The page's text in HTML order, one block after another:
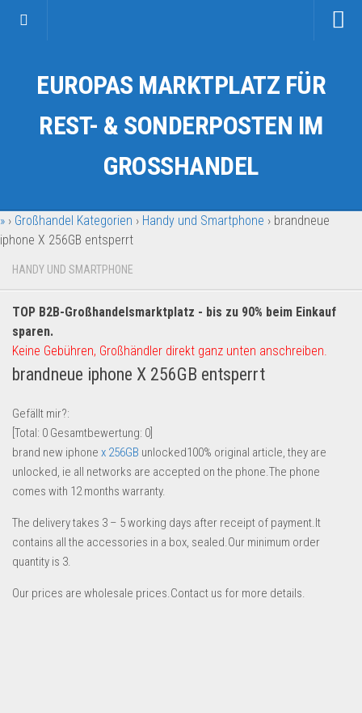
Kategorien
Auto & Motorrad
Fahrzeuge & Transport
Garten & Werkzeug
Geschäft, Büro & Schreibwaren
Geschenkartikel
Handy und Smartphone
Kosmetik & Pflege
Lebensmittel & Getränke
Multimedia & Elektro
Münzen
Spielzeug & Games
Schuhe & Accessoires
Sport & Freizeit
Uhren & Schmuck
Wohnen & Einrichten
Restposten-Angebote
EUROPAS MARKTPLATZ FÜR
REST- & SONDERPOSTEN IM
GROSSHANDEL
» › Großhandel Kategorien › Handy und Smartphone › brandneue
iphone X 256GB entsperrt
HANDY UND SMARTPHONE
TOP B2B-Großhandelsmarktplatz - bis zu 90% beim Einkauf
sparen.
Keine Gebühren, Großhändler direkt ganz unten anschreiben.
brandneue iphone X 256GB entsperrt
Gefällt mir?:
[Total: 0 Gesamtbewertung: 0
brand new iphone x 256GB unlocked100% original article, they are
unlocked, ie all networks are accepted on the phone.The phone
comes with 12 months warranty.
The delivery takes 3 – 5 working days after receipt of payment.It
contains all the accessories in a box, sealed.Our minimum order
quantity is 3.
Our prices are wholesale prices.Contact us for more details.